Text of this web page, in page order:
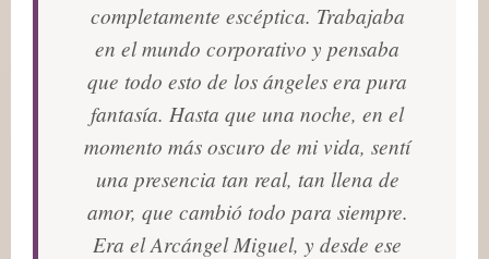
completamente escéptica. Trabajaba
en el mundo corporativo y pensaba
que todo esto de los ángeles era pura
fantasía. Hasta que una noche, en el
momento más oscuro de mi vida, sentí
una presencia tan real, tan llena de
amor, que cambió todo para siempre.
Era el Arcángel Miguel, y desde ese